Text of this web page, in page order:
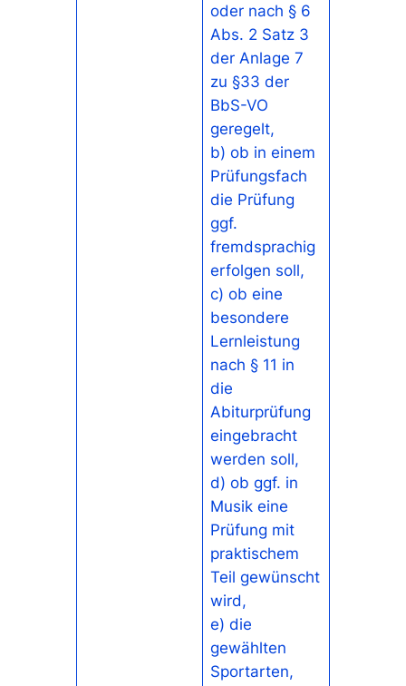
oder nach § 6
Abs. 2 Satz 3
der Anlage 7
zu §33 der
BbS-VO
geregelt,
b) ob in einem
Prüfungsfach
die Prüfung
ggf.
fremdsprachig
erfolgen soll,
c) ob eine
besondere
Lernleistung
nach § 11 in
die
Abiturprüfung
eingebracht
werden soll,
d) ob ggf. in
Musik eine
Prüfung mit
praktischem
Teil gewünscht
wird,
e) die
gewählten
Sportarten,